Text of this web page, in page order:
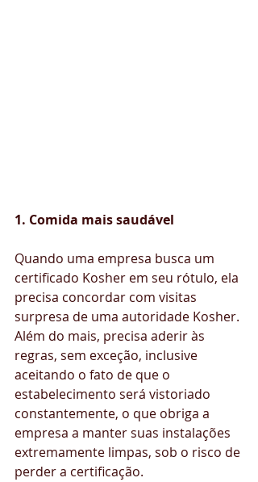
1. Comida mais saudável
Quando uma empresa busca um
certificado Kosher em seu rótulo, ela
precisa concordar com visitas
surpresa de uma autoridade Kosher.
Além do mais, precisa aderir às
regras, sem exceção, inclusive
aceitando o fato de que o
estabelecimento será vistoriado
constantemente, o que obriga a
empresa a manter suas instalações
extremamente limpas, sob o risco de
perder a certificação.